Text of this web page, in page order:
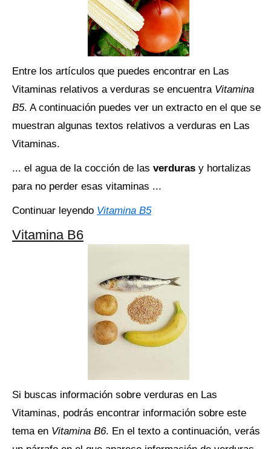
Entre los artículos que puedes encontrar en Las
Vitaminas relativos a verduras se encuentra Vitamina
B5. A continuación puedes ver un extracto en el que se
muestran algunas textos relativos a verduras en Las
Vitaminas.
... el agua de la cocción de las verduras y hortalizas
para no perder esas vitaminas ...
Continuar leyendo Vitamina B5
Vitamina B6
Si buscas información sobre verduras en Las
Vitaminas, podrás encontrar información sobre este
tema en Vitamina B6. En el texto a continuación, verás